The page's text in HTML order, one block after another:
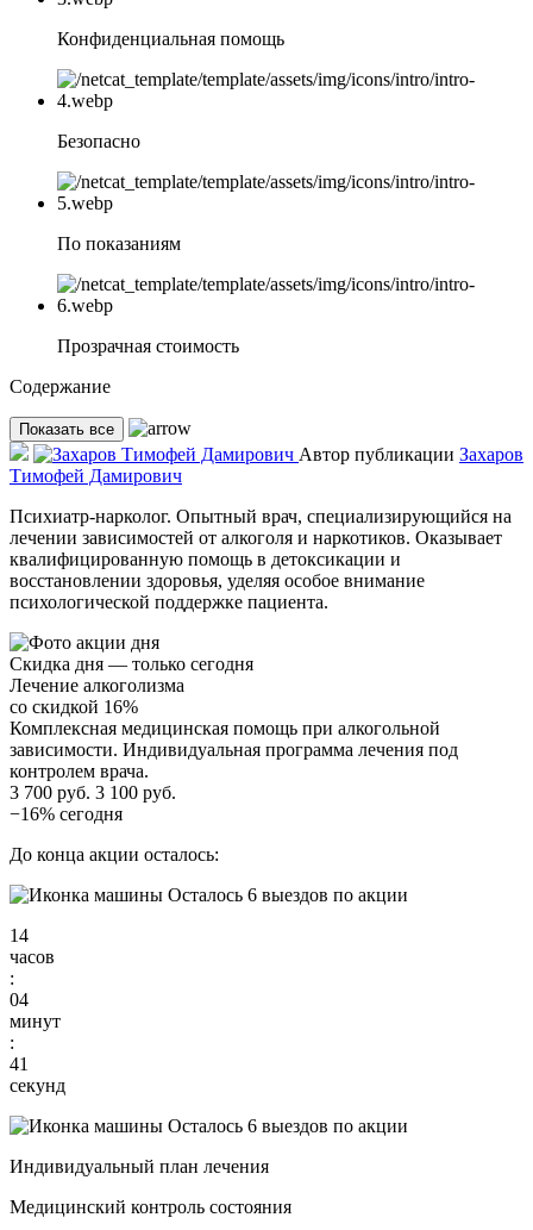
Конфиденциальная помощь
Безопасно
По показаниям
Прозрачная стоимость
Содержание
Показать все
Автор публикации Захаров
Тимофей Дамирович
Психиатр-нарколог. Опытный врач, специализирующийся на
лечении зависимостей от алкоголя и наркотиков. Оказывает
квалифицированную помощь в детоксикации и
восстановлении здоровья, уделяя особое внимание
психологической поддержке пациента.
Скидка дня — только сегодня
Лечение алкоголизма
со скидкой 16%
Комплексная медицинская помощь при алкогольной
зависимости. Индивидуальная программа лечения под
контролем врача.
3 700 руб. 3 100 руб.
−16% сегодня
До конца акции осталось:
Осталось 6 выездов по акции
14
часов
:
04
минут
:
40
секунд
Осталось 6 выездов по акции
Индивидуальный план лечения
Медицинский контроль состояния